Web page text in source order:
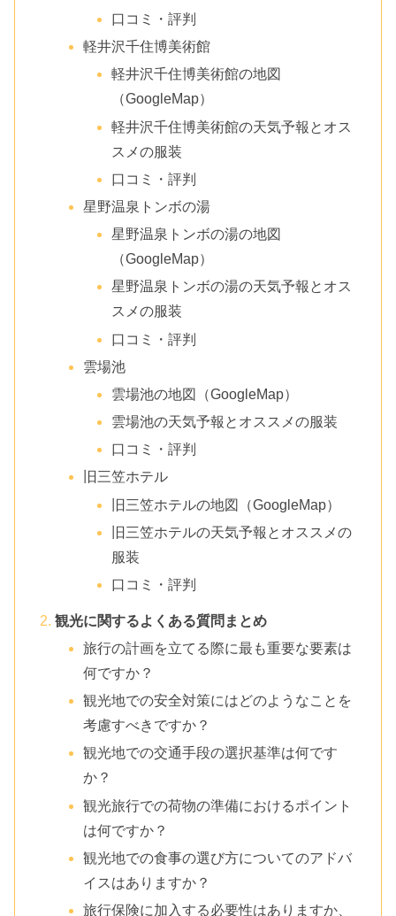
口コミ・評判
軽井沢千住博美術館
軽井沢千住博美術館の地図
（GoogleMap）
軽井沢千住博美術館の天気予報とオス
スメの服装
口コミ・評判
星野温泉トンボの湯
星野温泉トンボの湯の地図
（GoogleMap）
星野温泉トンボの湯の天気予報とオス
スメの服装
口コミ・評判
雲場池
雲場池の地図（GoogleMap）
雲場池の天気予報とオススメの服装
口コミ・評判
旧三笠ホテル
旧三笠ホテルの地図（GoogleMap）
旧三笠ホテルの天気予報とオススメの
服装
口コミ・評判
観光に関するよくある質問まとめ
旅行の計画を立てる際に最も重要な要素は
何ですか？
観光地での安全対策にはどのようなことを
考慮すべきですか？
観光地での交通手段の選択基準は何です
か？
観光旅行での荷物の準備におけるポイント
は何ですか？
観光地での食事の選び方についてのアドバ
イスはありますか？
旅行保険に加入する必要性はありますか、